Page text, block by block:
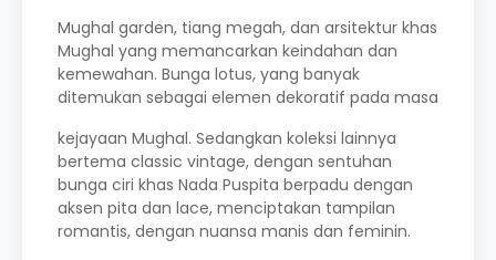
Mughal garden, tiang megah, dan arsitektur khas
Mughal yang memancarkan keindahan dan
kemewahan. Bunga lotus, yang banyak
ditemukan sebagai elemen dekoratif pada masa
kejayaan Mughal. Sedangkan koleksi lainnya
bertema classic vintage, dengan sentuhan
bunga ciri khas Nada Puspita berpadu dengan
aksen pita dan lace, menciptakan tampilan
romantis, dengan nuansa manis dan feminin.